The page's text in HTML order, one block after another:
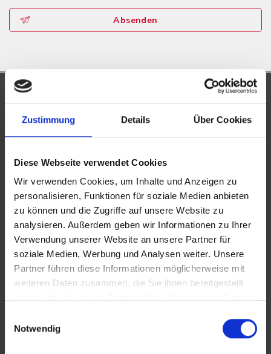
Zustimmung Details Über Cookies
Diese Webseite verwendet Cookies
Wir verwenden Cookies, um Inhalte und Anzeigen zu
personalisieren, Funktionen für soziale Medien anbieten
zu können und die Zugriffe auf unsere Website zu
analysieren. Außerdem geben wir Informationen zu Ihrer
Verwendung unserer Website an unsere Partner für
soziale Medien, Werbung und Analysen weiter. Unsere
Partner führen diese Informationen möglicherweise mit
weiteren Daten zusammen, die Sie ihnen bereitgestellt
Notwendig
Absenden
UNSERE PARTNER &
AUSZEICHNUNGEN
KONTAKT